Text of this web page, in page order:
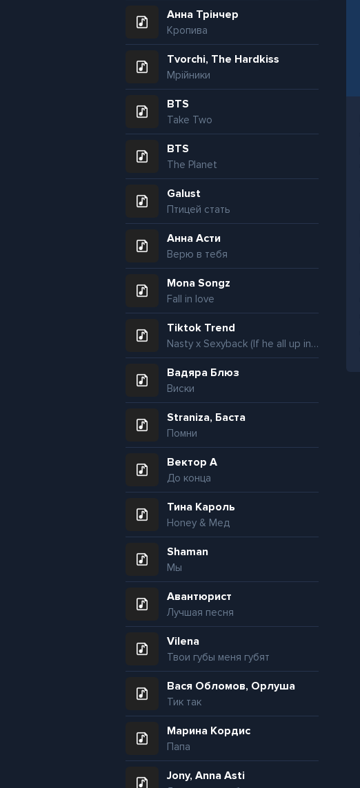
Анна Трінчер
Кропива
Tvorchi, The Hardkiss
Мрійники
BTS
Take Two
BTS
The Planet
Galust
Птицей стать
Анна Асти
Верю в тебя
Mona Songz
Fall in love
Tiktok Trend
Nasty x Sexyback (If he all up in my money i ain't having that)
Вадяра Блюз
Виски
Straniza, Баста
Помни
Вектор А
До конца
Тина Кароль
Honey & Мед
Shaman
Мы
Авантюрист
Лучшая песня
Vilena
Твои губы меня губят
Вася Обломов, Орлуша
Тик так
Марина Кордис
Папа
Jony, Anna Asti